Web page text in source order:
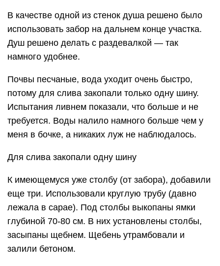
В качестве одной из стенок душа решено было
использовать забор на дальнем конце участка.
Душ решено делать с раздевалкой — так
намного удобнее.
Почвы песчаные, вода уходит очень быстро,
потому для слива закопали только одну шину.
Испытания ливнем показали, что больше и не
требуется. Воды налило намного больше чем у
меня в бочке, а никаких луж не наблюдалось.
Для слива закопали одну шину
К имеющемуся уже столбу (от забора), добавили
еще три. Использовали круглую трубу (давно
лежала в сарае). Под столбы выкопаны ямки
глубиной 70-80 см. В них установлены столбы,
засыпаны щебнем. Щебень утрамбовали и
залили бетоном.